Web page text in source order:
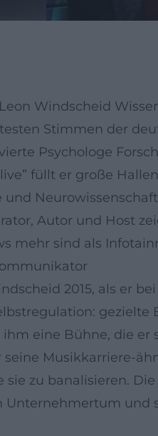
Windscheid
Stimmen der
Psychologe
füllt er große
und
Autor und Host
mehr sind als
2015, als er
eine Bühne, die
seine Musikkarriere-
zu banalisieren.
und